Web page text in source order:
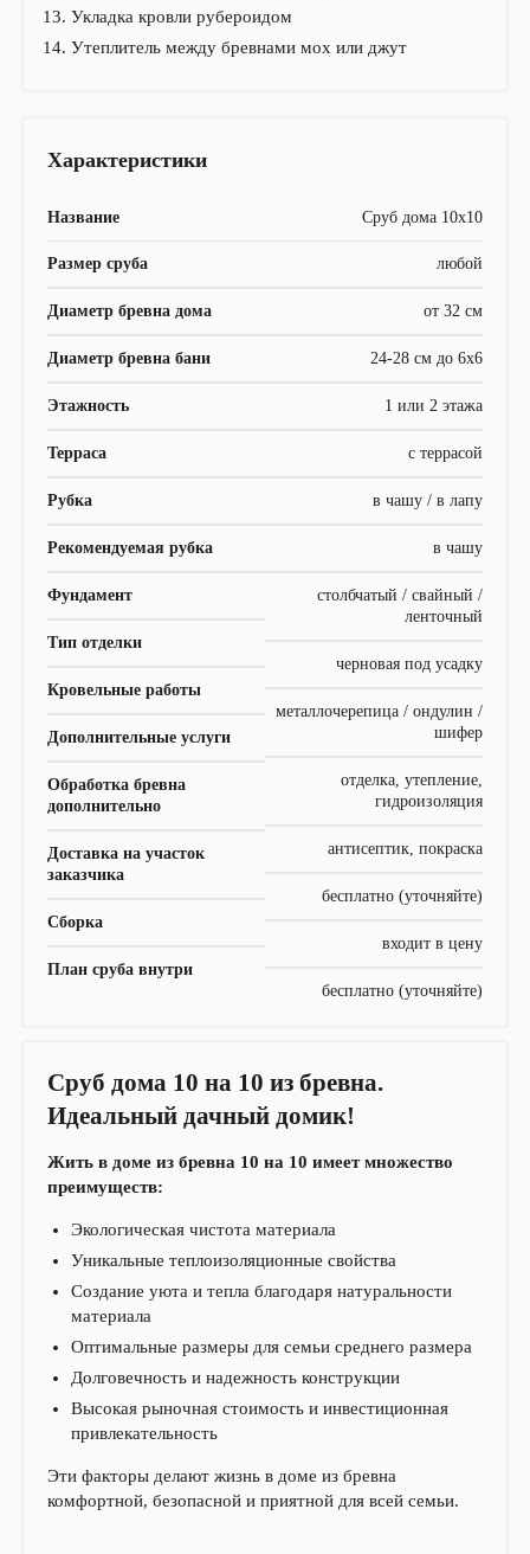
Укладка кровли рубероидом
Утеплитель между бревнами мох или джут
Характеристики
Название Сруб дома 10х10
Размер сруба любой
Диаметр бревна дома от 32 см
Диаметр бревна бани 24-28 см до 6х6
Этажность 1 или 2 этажа
Терраса с террасой
Рубка в чашу / в лапу
Рекомендуемая рубка в чашу
Фундамент
столбчатый / свайный /
ленточный
Тип отделки
черновая под усадку
Кровельные работы
металлочерепица / ондулин /
шифер
Дополнительные услуги
отделка, утепление,
гидроизоляция
Обработка бревна
дополнительно
антисептик, покраска
Доставка на участок
заказчика
бесплатно (уточняйте)
Сборка
входит в цену
План сруба внутри
бесплатно (уточняйте)
Сруб дома 10 на 10 из бревна.
Идеальный дачный домик!
Жить в доме из бревна 10 на 10 имеет множество
преимуществ:
Экологическая чистота материала
Уникальные теплоизоляционные свойства
Создание уюта и тепла благодаря натуральности
материала
Оптимальные размеры для семьи среднего размера
Долговечность и надежность конструкции
Высокая рыночная стоимость и инвестиционная
привлекательность
Эти факторы делают жизнь в доме из бревна
комфортной, безопасной и приятной для всей семьи.